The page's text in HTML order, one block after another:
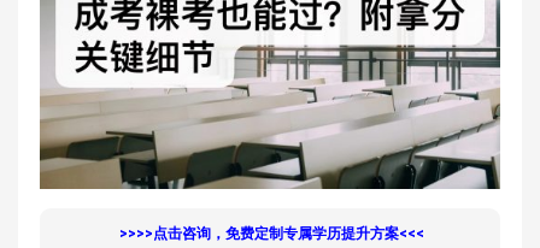
>>>>点击咨询，免费定制专属学历提升方案<<<